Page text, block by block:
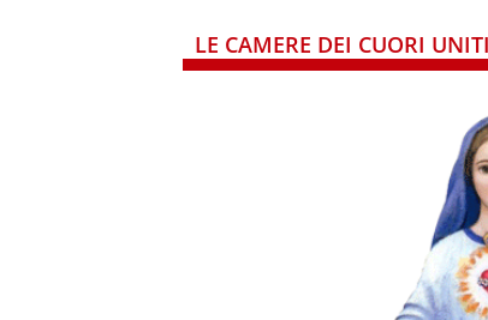
LE CAMERE DEI CUORI UNITI